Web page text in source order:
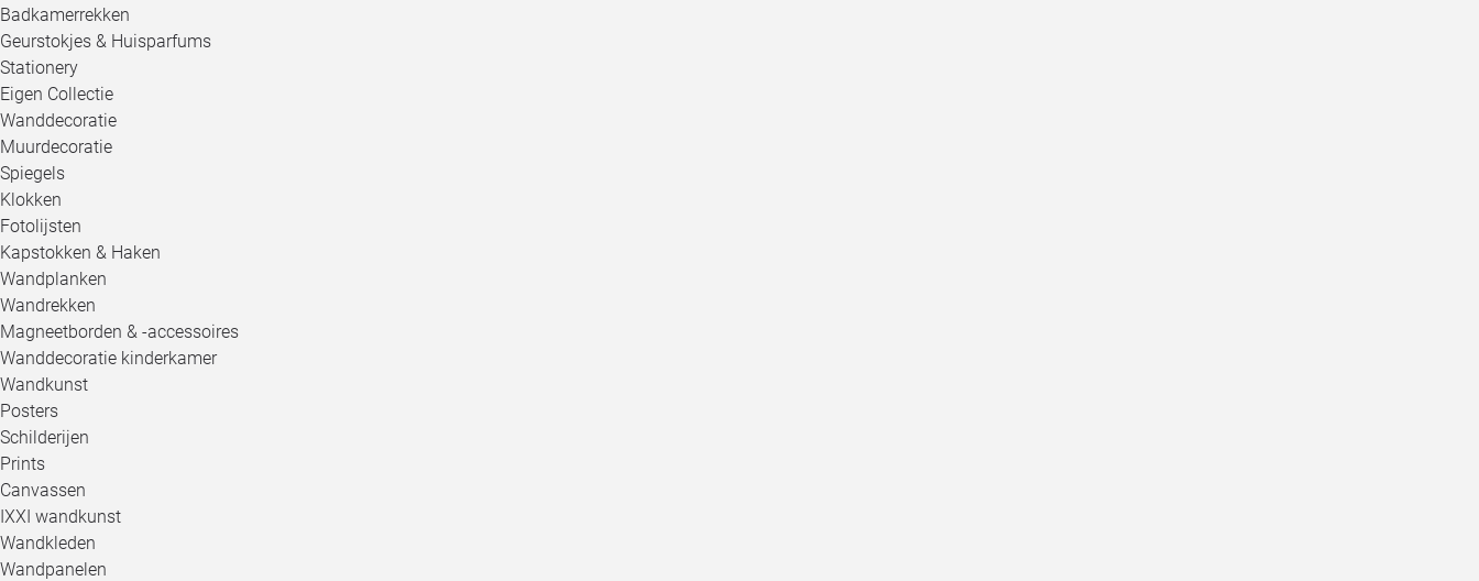
Badkamerrekken
Geurstokjes & Huisparfums
Stationery
Eigen Collectie
Wanddecoratie
Muurdecoratie
Spiegels
Klokken
Fotolijsten
Kapstokken & Haken
Wandplanken
Wandrekken
Magneetborden & -accessoires
Wanddecoratie kinderkamer
Wandkunst
Posters
Schilderijen
Prints
Canvassen
IXXI wandkunst
Wandkleden
Wandpanelen